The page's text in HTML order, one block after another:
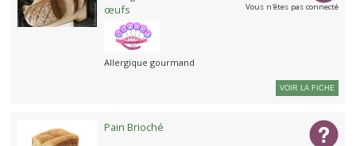
œufs
Allergique gourmand
Vous n'êtes pas connecté
VOIR LA FICHE
Pain Brioché